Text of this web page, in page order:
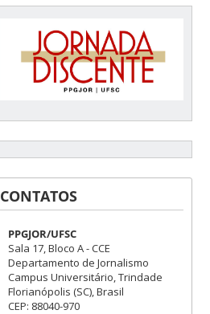
CONTATOS
PPGJOR/UFSC
Sala 17, Bloco A - CCE
Departamento de Jornalismo
Campus Universitário, Trindade
Florianópolis (SC), Brasil
CEP: 88040-970